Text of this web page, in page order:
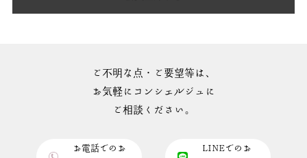
ご不明な点・ご要望等は、
お気軽にコンシェルジュに
ご相談ください。
お電話でのお
LINEでのお